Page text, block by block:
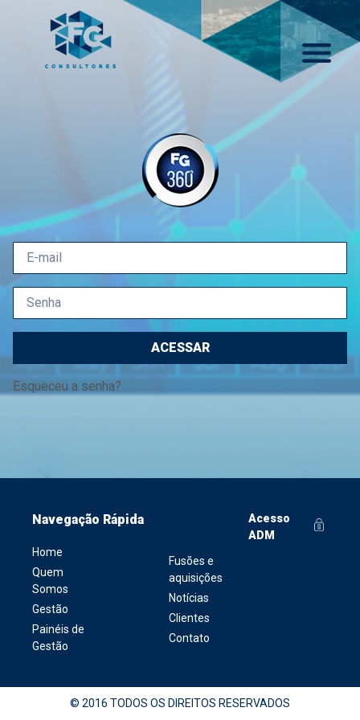
ACESSAR
Esqueceu a senha?
Navegação Rápida
Home
Quem
Somos
Gestão
Painéis de
Gestão
Fusões e
aquisições
Notícias
Clientes
Contato
Acesso
ADM
© 2016 TODOS OS DIREITOS RESERVADOS